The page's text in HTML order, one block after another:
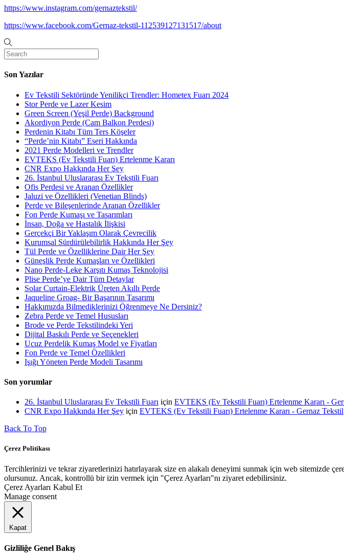
https://www.instagram.com/gernaztekstil/
https://www.facebook.com/Gernaz-tekstil-112539127131517/about
Son Yazılar
Ev Tekstili Sektöründe Yenilikçi Trendler: Hometex Fuarı 2024
Stor Perde ve Lazer Kesim
Green Screen (Yeşil Perde) Background
Akordiyon Perde (Cam Balkon Perdesi)
Perdenin Kitabı Tüm Ters Köşeler
“Perde’nin Kitabı” Eseri Hakkında
2021 Perde Modelleri ve Trendler
EVTEKS (Ev Tekstili Fuarı) Ertelenme Kararı
CNR Expo Hakkında Her Şey
26. İstanbul Uluslararası Ev Tekstili Fuarı
Ofis Perdesi ve Aranan Özellikler
Jaluzi ve Özellikleri (Venetian Blinds)
Perde ve Bileşenlerinde Aranan Özellikler
Fon Perde Kumaşı ve Tasarımları
İnsan, Doğa ve Hastalık İlişkisi
Gerçekçi Bir Yaklaşım Olarak Çevrecilik
Kurumsal Sürdürülebilirlik Hakkında Her Şey
Tül Perde ve Özelliklerine Dair Her Şey
Güneşlik Perde Kumaşları ve Özellikleri
Nano Perde-Leke Karşıtı Kumaş Teknolojisi
Plise Perde’ye Dair Tüm Detaylar
Solar Curtain-Elektrik Üreten Akıllı Perde
Jaqueline Groag- Bir Başarının Tasarımı
Hakkımızda Bilmediklerinizi Öğrenmeye Ne Dersiniz?
Zebra Perde ve Temel Hususları
Brode ve Perde Tekstilindeki Yeri
Dijital Baskılı Perde ve Seçenekleri
Ucuz Perdelik Kumaş Model ve Fiyatları
Fon Perde ve Temel Özellikleri
Işığı Yöneten Perde Modeli Tasarımı
Son yorumlar
26. İstanbul Uluslararası Ev Tekstili Fuarı için EVTEKS (Ev Tekstili Fuarı) Ertelenme Kararı -
CNR Expo Hakkında Her Şey için EVTEKS (Ev Tekstili Fuarı) Ertelenme Kararı - Gernaz Tekstil
Back To Top
Çerez Politikası
Tercihlerinizi ve tekrar ziyaretlerinizi hatırlayarak size en alakalı deneyimi sunmak için web sitemizde
olursunuz. Ancak, kontrollü bir izin vermek için "Çerez Ayarları"nı ziyaret edebilirsiniz.
Çerez Ayarları Kabul Et
Manage consent
Kapat
Gizliliğe Genel Bakış